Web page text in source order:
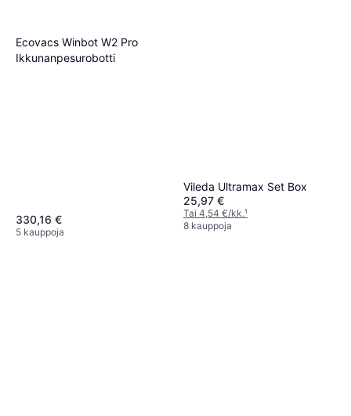
Ecovacs Winbot W2 Pro
Ikkunanpesurobotti
330,16 €
5 kauppoja
Vileda Ultramax Set Box
25,97 €
Tai 4,54 €/kk.¹
8 kauppoja